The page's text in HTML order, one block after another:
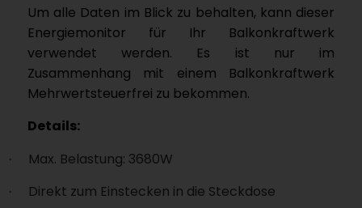
Um alle Daten im Blick zu behalten, kann dieser
Energiemonitor für Ihr Balkonkraftwerk
verwendet werden. Es ist nur im
Zusammenhang mit einem Balkonkraftwerk
Mehrwertsteuerfrei zu bekommen.
Details:
· Max. Belastung: 3680W
· Direkt zum Einstecken in die Steckdose